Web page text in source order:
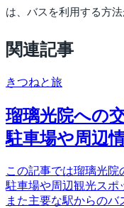
は、バスを利用する方法
関連記事
きつねと旅
瑠璃光院への
駐車場や周辺
この記事では瑠璃光院
駐車場や周辺観光スポ
また主要な駅からの